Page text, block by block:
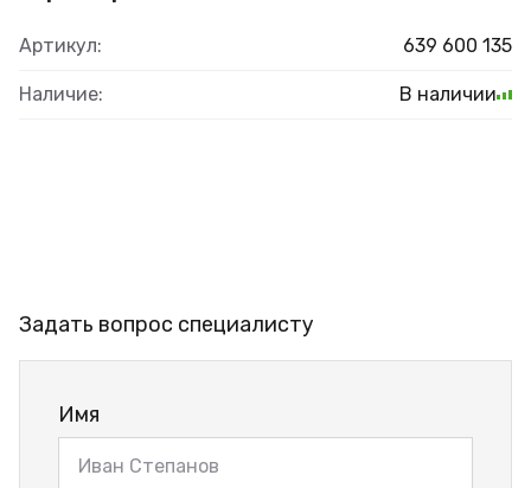
Артикул: 639 600 135
Наличие: В наличии
Задать вопрос специалисту
Имя